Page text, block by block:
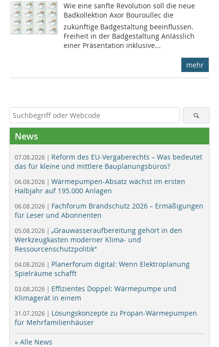
Wie eine sanfte Revolution soll die neue
Badkollektion Axor Bouroullec die
zukünftige Badgestaltung beeinflussen.
Freiheit in der Badgestaltung Anlässlich
einer Präsentation inklusive...
mehr
News
07.08.2026 | Reform des EU-Vergaberechts – Was bedeutet
das für kleine und mittlere Bauplanungsbüros?
06.08.2026 | Wärmepumpen-Absatz wächst im ersten
Halbjahr auf 195.000 Anlagen
06.08.2026 | Fachforum Brandschutz 2026 – Ermäßigungen
für Leser und Abonnenten
05.08.2026 | „Grauwasseraufbereitung gehört in den
Werkzeugkasten moderner Klima- und
Ressourcenschutzpolitik“
04.08.2026 | Planerforum digital: Wenn Elektroplanung
Spielräume schafft
03.08.2026 | Effizientes Doppel: Wärmepumpe und
Klimagerät in einem
31.07.2026 | Lösungskonzepte zu Propan-Wärmepumpen
für Mehrfamilienhäuser
» Alle News